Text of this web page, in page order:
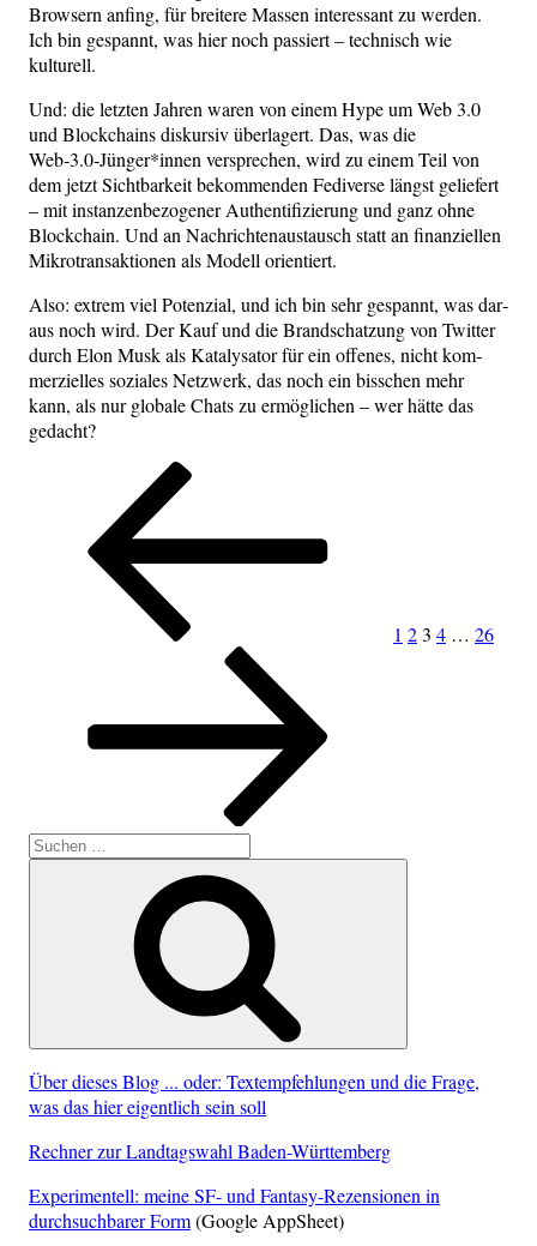
Brow­sern anfing, für brei­te­re Mas­sen inter­es­sant zu wer­den.
Ich bin gespannt, was hier noch pas­siert – tech­nisch wie
kulturell.
Und: die letz­ten Jah­ren waren von einem Hype um Web 3.0
und Block­chains dis­kur­siv über­la­gert. Das, was die
Web‑3.0‑Jünger*innen ver­spre­chen, wird zu einem Teil von
dem jetzt Sicht­bar­keit bekom­men­den Fedi­ver­se längst gelie­fert
– mit instan­zen­be­zo­ge­ner Authen­ti­fi­zie­rung und ganz ohne
Block­chain. Und an Nach­rich­ten­aus­tausch statt an finan­zi­el­len
Mikro­trans­ak­tio­nen als Modell orientiert.
Also: extrem viel Poten­zi­al, und ich bin sehr gespannt, was dar­
aus noch wird. Der Kauf und die Brand­schat­zung von Twit­ter
durch Elon Musk als Kata­ly­sa­tor für ein offe­nes, nicht kom­
mer­zi­el­les sozia­les Netz­werk, das noch ein biss­chen mehr
kann, als nur glo­ba­le Chats zu ermög­li­chen – wer hät­te das
gedacht?
Seitennummerierung
Beiträge
1 23 4 … 26
Suche
nach:
Über dieses Blog ... oder: Textempfehlungen und die Frage,
was das hier eigentlich sein soll
Rechner zur Landtagswahl Baden-Württemberg
Experimentell: meine SF- und Fantasy-Rezensionen in
durchsuchbarer Form(Google AppSheet)